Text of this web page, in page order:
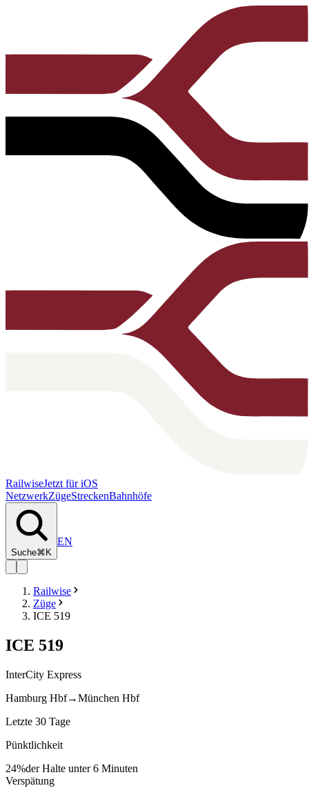
RailwiseJetzt für iOS
NetzwerkZügeStreckenBahnhöfe
Suche⌘K
EN
Railwise
Züge
ICE 519
ICE 519
InterCity Express
Hamburg Hbf→München Hbf
Letzte 30 Tage
Pünktlichkeit
24%der Halte unter 6 Minuten
Verspätung